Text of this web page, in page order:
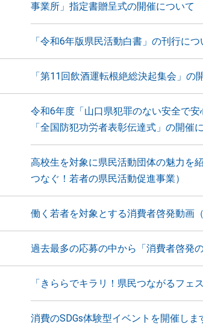
事業所」指定書贈呈式の開催について
「令和6年版県民活動白書」の刊行につ
「第11回飲酒運転根絶総決起集会」の
令和6年度「山口県犯罪のない安全で
「全国防犯功労者表彰伝達式」の開催
高校生を対象に県民活動団体の魅力を
つなぐ！若者の県民活動促進事業）
働く若者を対象とする消費者啓発動画
過去最多の応募の中から「消費者啓発
「きららでキラリ！県民つながるフェ
消費のSDGs体験型イベントを開催しま